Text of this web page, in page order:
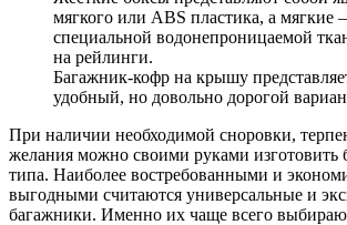
мягкого или ABS пластика, а
специальной водонепроницаемой
на рейлинги.
Багажник-кофр на крышу
удобный, но довольно дорогой
При наличии необходимой сноровки,
желания можно своими руками изготовить
типа. Наиболее востребованными и
выгодными считаются универсальные и
багажники. Именно их чаще всего